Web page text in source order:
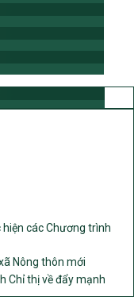
các Chương trình
Nông thôn mới
Chỉ thị về đẩy mạnh
dựng nông thôn mới,